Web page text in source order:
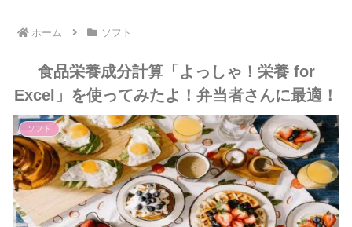
ホーム ソフト
食品栄養成分計算「よっしゃ！栄養 for
Excel」を使ってみたよ！弁当者さんに最適！
ソフト